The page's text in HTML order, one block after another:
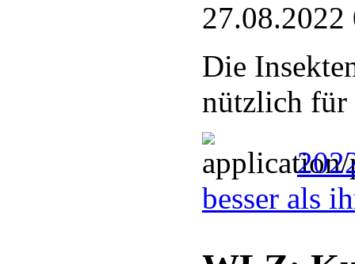
27.08.2022
Die
nützlich für
besser als